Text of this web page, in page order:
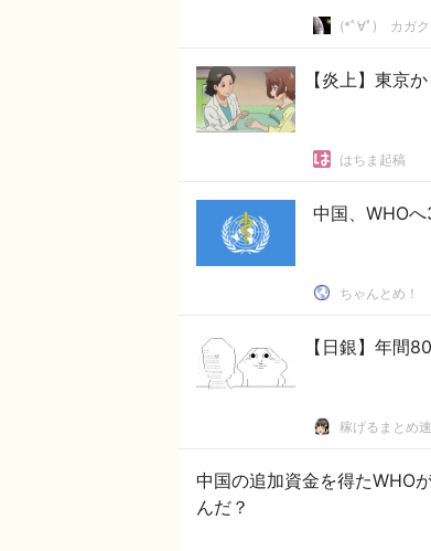
(*ﾟ∀ﾟ)ゞカガ
【炎上】東京
はちま起稿
中国、WHO
ちゃんとめ！
【日銀】年間
稼げるまとめ
中国の追加資金を得たWHO
んだ？